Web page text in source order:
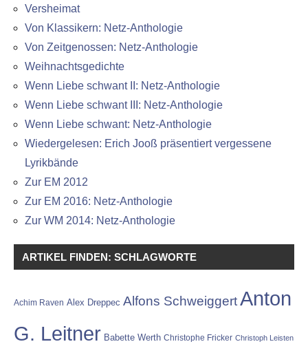
Versheimat
Von Klassikern: Netz-Anthologie
Von Zeitgenossen: Netz-Anthologie
Weihnachtsgedichte
Wenn Liebe schwant II: Netz-Anthologie
Wenn Liebe schwant III: Netz-Anthologie
Wenn Liebe schwant: Netz-Anthologie
Wiedergelesen: Erich Jooß präsentiert vergessene
Lyrikbände
Zur EM 2012
Zur EM 2016: Netz-Anthologie
Zur WM 2014: Netz-Anthologie
ARTIKEL FINDEN: SCHLAGWORTE
Achim Raven Alex Dreppec Alfons SchweiggertAnton
G. Leitner Babette Werth Christophe Fricker Christoph Leisten